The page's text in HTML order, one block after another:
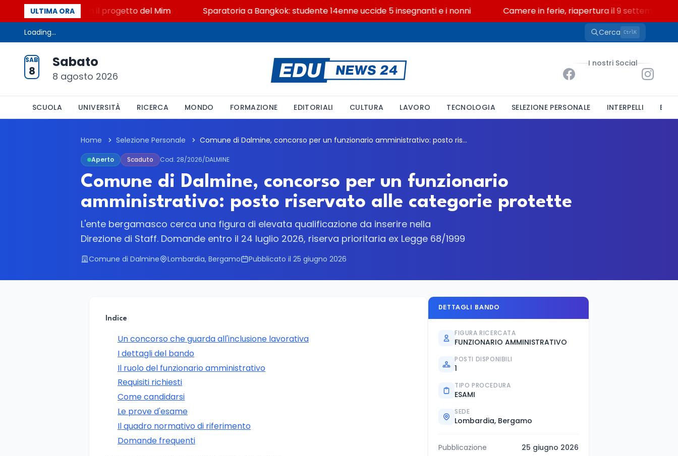
ULTIMA ORA
STEM a Lerici con il progetto del Mim Sparatoria a Bangkok: studente 14enne uccide 5 insegnanti e i nonni Camere in ferie, riapertura il 9 settembre tra
Loading... Cerca CtrlK
SAB
8
Sabato
8 agosto 2026
I nostri Social
SCUOLA UNIVERSITÀ RICERCA MONDO FORMAZIONE EDITORIALI CULTURA LAVORO TECNOLOGIA SELEZIONE PERSONALE INTERPELLI
Home Selezione Personale Comune di Dalmine, concorso per un funzionario amministrativo: posto riservato alle categorie protette
Aperto Scaduto Cod. 28/2026/DALMINE
Comune di Dalmine, concorso per un funzionario
amministrativo: posto riservato alle categorie protette
L'ente bergamasco cerca una figura di elevata qualificazione da inserire nella
Direzione di Staff. Domande entro il 24 luglio 2026, riserva prioritaria ex Legge 68/1999
Comune di Dalmine Lombardia, Bergamo Pubblicato il 25 giugno 2026
Indice
Un concorso che guarda all'inclusione lavorativa
I dettagli del bando
Il ruolo del funzionario amministrativo
Requisiti richiesti
Come candidarsi
Le prove d'esame
Il quadro normativo di riferimento
Domande frequenti
DETTAGLI BANDO
FIGURA RICERCATA
FUNZIONARIO AMMINISTRATIVO
POSTI DISPONIBILI
1
TIPO PROCEDURA
ESAMI
SEDE
Lombardia, Bergamo
Pubblicazione
25 giugno 2026